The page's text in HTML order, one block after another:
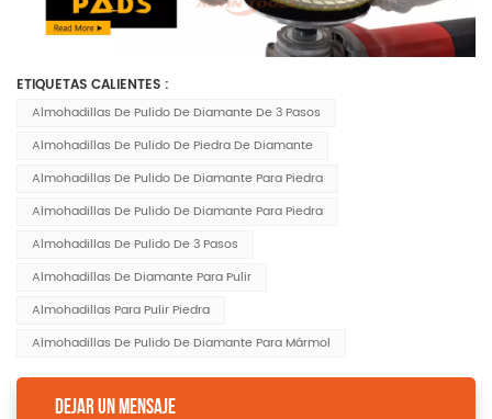
ETIQUETAS CALIENTES :
Almohadillas De Pulido De Diamante De 3 Pasos
Almohadillas De Pulido De Piedra De Diamante
Almohadillas De Pulido De Diamante Para Piedra
Almohadillas De Pulido De Diamante Para Piedra
Almohadillas De Pulido De 3 Pasos
Almohadillas De Diamante Para Pulir
Almohadillas Para Pulir Piedra
Almohadillas De Pulido De Diamante Para Mármol
DEJAR UN MENSAJE